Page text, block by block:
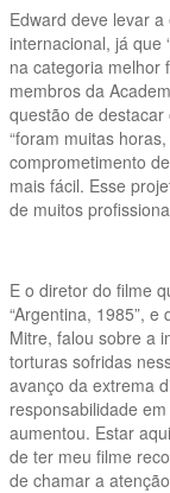
Edward deve levar
internacional, já que
na categoria melhor
membros da
questão de
“foram muitas
comprometimento
mais fácil. Esse
de muitos
E o diretor do filme
“Argentina, 1985”,
Mitre, falou sobre a
torturas sofridas
avanço da extrema
responsabilidade
aumentou. Estar
de ter meu filme
de chamar a